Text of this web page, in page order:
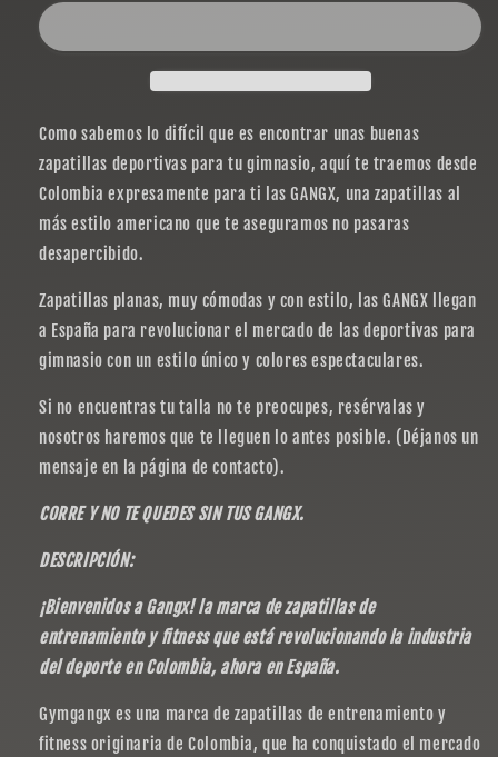
RED
RED
Como sabemos lo difícil que es encontrar unas buenas
zapatillas deportivas para tu gimnasio, aquí te traemos desde
Colombia expresamente para ti las GANGX, una zapatillas al
más estilo americano que te aseguramos no pasaras
desapercibido.
Zapatillas planas, muy cómodas y con estilo, las GANGX llegan
a España para revolucionar el mercado de las deportivas para
gimnasio con un estilo único y colores espectaculares.
Si no encuentras tu talla no te preocupes, resérvalas y
nosotros haremos que te lleguen lo antes posible. (Déjanos un
mensaje en la página de contacto).
CORRE Y NO TE QUEDES SIN TUS GANGX.
DESCRIPCIÓN:
¡Bienvenidos a Gangx! la marca de zapatillas de
entrenamiento y fitness que está revolucionando la industria
del deporte en Colombia, ahora en España.
Gymgangx es una marca de zapatillas de entrenamiento y
fitness originaria de Colombia, que ha conquistado el mercado